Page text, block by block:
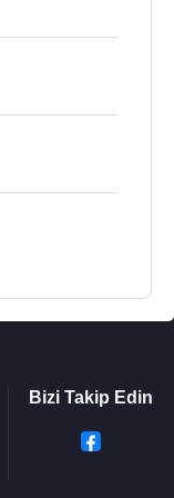
Bizi Takip Edin